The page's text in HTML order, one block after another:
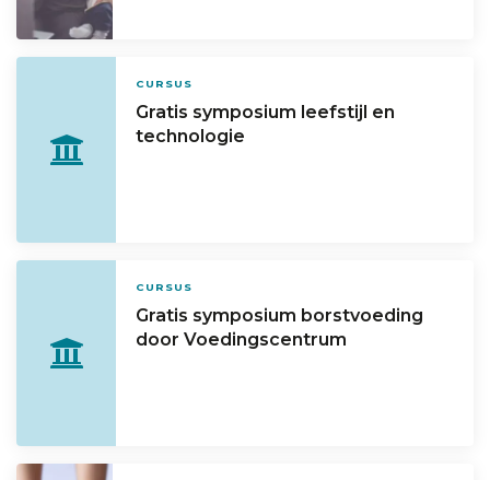
CURSUS
Gratis symposium leefstijl en
technologie
CURSUS
Gratis symposium borstvoeding
door Voedingscentrum